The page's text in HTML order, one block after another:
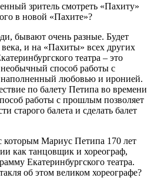
зритель смотреть «Пахиту»
в новой «Пахите»?
бывают очень разные. Будет
и на «Пахиты» всех других
театра – это
способ работы с
наполненный любовью и иронией.
по балету Петипа во времени
работы с прошлым позволяет
старого балета и сделать балет
которым Мариус Петипа 170 лет
как танцовщик и хореограф,
Екатеринбургского театра.
об этом великом хореографе?